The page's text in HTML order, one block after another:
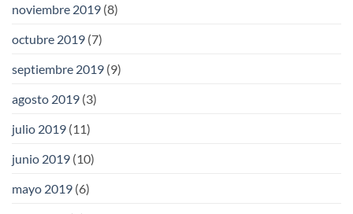
noviembre 2019 (8)
octubre 2019 (7)
septiembre 2019 (9)
agosto 2019 (3)
julio 2019 (11)
junio 2019 (10)
mayo 2019 (6)